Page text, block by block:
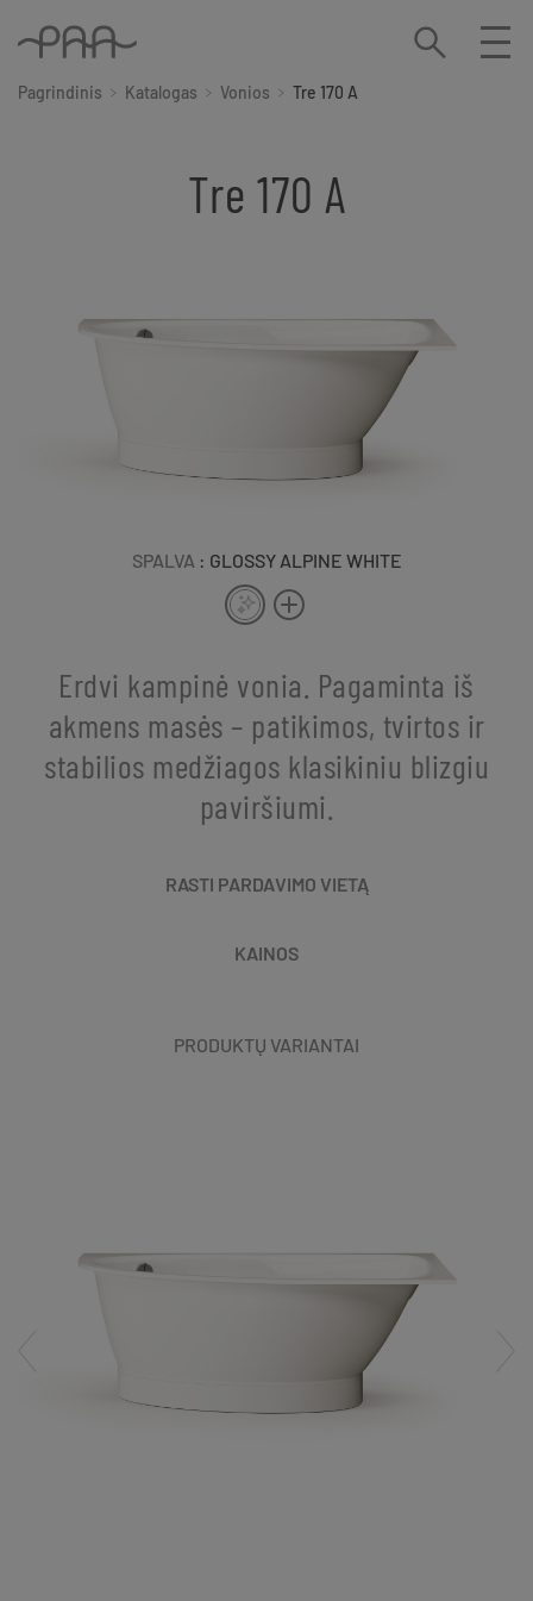
Pagrindinis Katalogas Vonios Tre 170 A
Tre 170 A
SPALVA : GLOSSY ALPINE WHITE
Erdvi kampinė vonia. Pagaminta iš
akmens masės – patikimos, tvirtos ir
stabilios medžiagos klasikiniu blizgiu
paviršiumi.
RASTI PARDAVIMO VIETĄ
KAINOS
PRODUKTŲ VARIANTAI